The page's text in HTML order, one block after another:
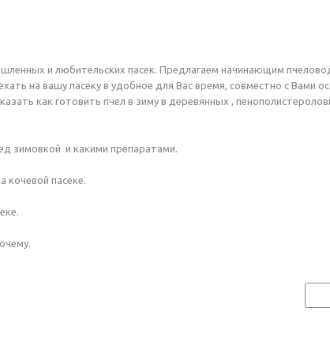
и любительских пасек. Предлагаем начинающим
на вашу пасеку в удобное для Вас время, совместно с Вами
как готовить пчел в зиму в деревянных ,
зимовкой и какими препаратами.
кочевой пасеке.